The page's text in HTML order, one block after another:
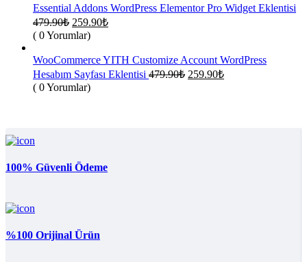
259.90₺.
Essential Addons WordPress Elementor Pro Widget Eklentisi
479.90₺ Orijinal
fiyat:
259.90₺Şu
259.90₺.
( 0 Yorumlar)
WooCommerce YITH Customize Account WordPress
Hesabım Sayfası Eklentisi 479.90₺ Orijinal
259.90₺Şu
( 0 Yorumlar)
100% Güvenli Ödeme
%100 Orijinal Ürün